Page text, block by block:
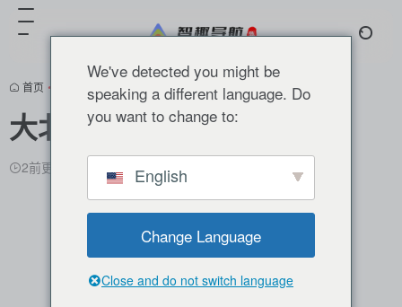
首页 • 智慧农业 正文
大北农
2前更新 0
We've detected you might be
speaking a different language. Do
you want to change to:
English
Change Language
Close and do not switch language